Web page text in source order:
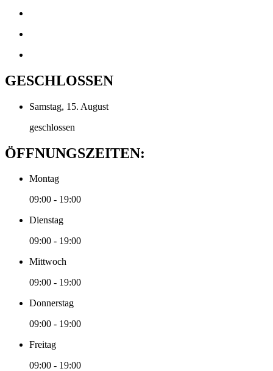
GESCHLOSSEN
Samstag, 15. August
geschlossen
ÖFFNUNGSZEITEN:
Montag
09:00 - 19:00
Dienstag
09:00 - 19:00
Mittwoch
09:00 - 19:00
Donnerstag
09:00 - 19:00
Freitag
09:00 - 19:00